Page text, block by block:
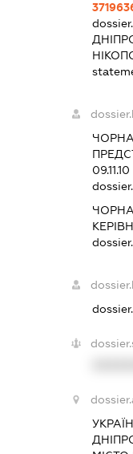
09.11.10